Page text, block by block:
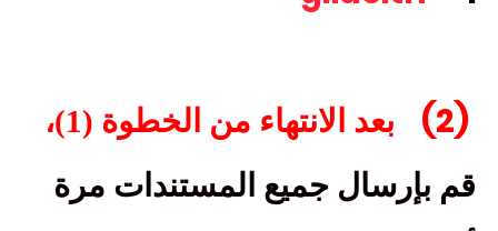
(2)
بعد الانتهاء من الخطوة (1)،
قم بإرسال جميع المستندات مرة